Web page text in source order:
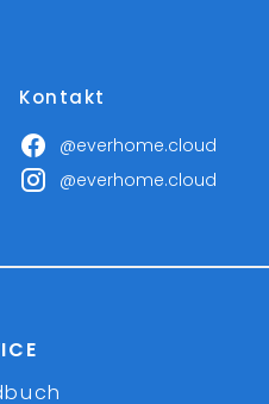
Kontakt
@everhome.cloud
@everhome.cloud